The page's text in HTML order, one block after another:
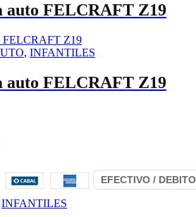
auto FELCRAFT Z19
, INFANTILES
auto FELCRAFT Z19
INFANTILES